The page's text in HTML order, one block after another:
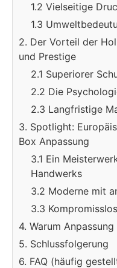
1.2 Vielseitige
1.3
2. Der Vorteil der
und Prestige
2.1 Superiorer
2.2 Die
2.3 Langfristige
3. Spotlight:
Box Anpassung
3.1 Ein
Handwerks
3.2 Moderne mit
3.3
4. Warum
5. Schlussfolgerung
6. FAQ (häufig